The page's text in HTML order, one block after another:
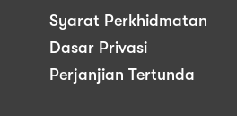
Syarat Perkhidmatan
Dasar Privasi
Perjanjian Tertunda